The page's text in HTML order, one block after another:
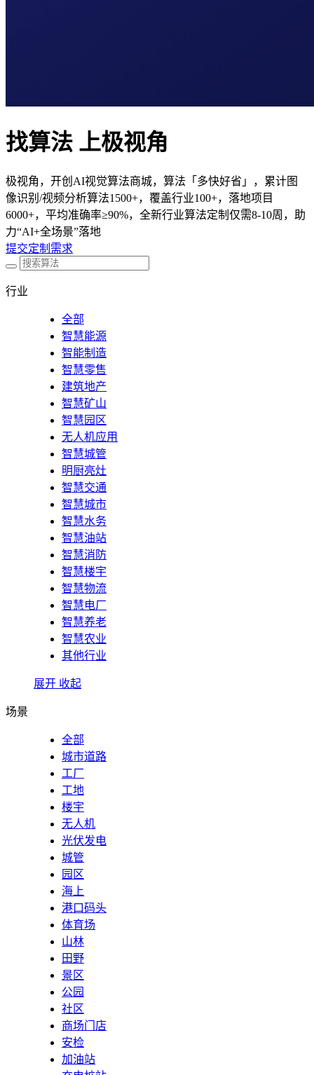
找算法 上极视角
极视角，开创AI视觉算法商城，算法「多快好省」，累计图
像识别/视频分析算法1500+，覆盖行业100+，落地项目
6000+，平均准确率≥90%，全新行业算法定制仅需8-10周，助
力“AI+全场景”落地
提交定制需求
行业
全部
智慧能源
智能制造
智慧零售
建筑地产
智慧矿山
智慧园区
无人机应用
智慧城管
明厨亮灶
智慧交通
智慧城市
智慧水务
智慧油站
智慧消防
智慧楼宇
智慧物流
智慧电厂
智慧养老
智慧农业
其他行业
展开 收起
场景
全部
城市道路
工厂
工地
楼宇
无人机
光伏发电
城管
园区
海上
港口码头
体育场
山林
田野
景区
公园
社区
商场门店
安检
加油站